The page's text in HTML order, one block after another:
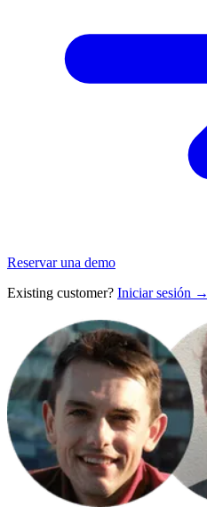
Reservar una demo
Existing customer? Iniciar sesión →